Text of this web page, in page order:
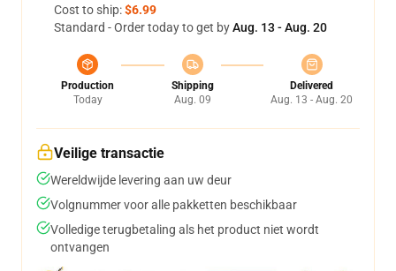
Cost to ship:$6.99
Standard - Order today to get byAug. 13 - Aug. 20
Production
Today
Shipping
Aug. 09
Delivered
Aug. 13 - Aug. 20
Veilige transactie
Wereldwijde levering aan uw deur
Volgnummer voor alle pakketten beschikbaar
Volledige terugbetaling als het product niet wordt
ontvangen